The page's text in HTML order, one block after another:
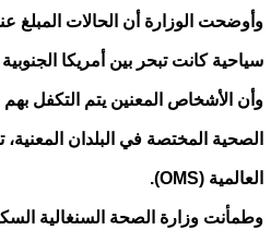
وأوضحت الوزارة أن الحالات المبلغ
سياحية كانت تبحر بين أمريكا
وأن الأشخاص المعنين يتم التكفل
الصحية المختصة في البلدان
العالمية (OMS).
وطمأنت وزارة الصحة السنغالية